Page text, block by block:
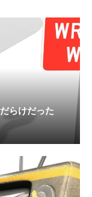
らけだった